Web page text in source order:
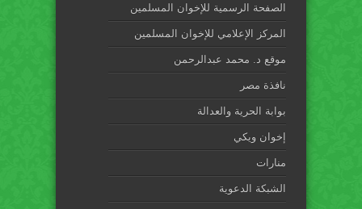
الصفحة الرسمية للإخوان المسلمين
المركز الإعلامي للإخوان المسلمين
موقع د. محمد عبدالرحمن
نافذة مصر
بوابة الحرية والعدالة
إخوان ويكي
منارات
الشبكة الدعوية